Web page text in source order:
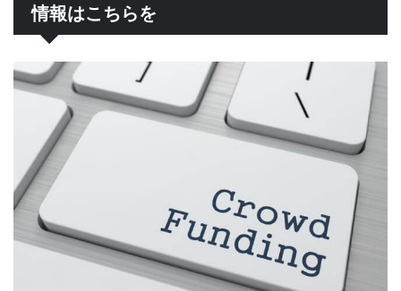
情報はこちらを